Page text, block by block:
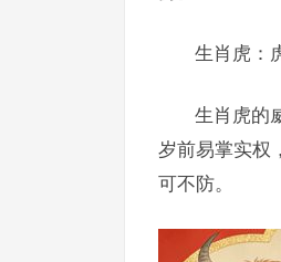
生肖虎：
生肖虎的
岁前易掌实权
可不防。